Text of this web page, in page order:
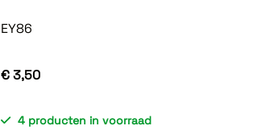
EY86
€ 3,50
4 producten in voorraad